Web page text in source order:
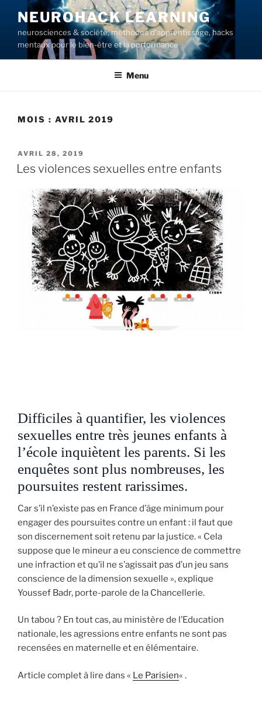
contenu
principal
NEUROHACK LEARNING
neurosciences & société, méthodes d'apprentissage, hacks
mentaux pour le bien-être et la performance
Menu
MOIS : AVRIL 2019
PUBLIÉ
LE
AVRIL 28, 2019
Les violences sexuelles entre enfants
Difficiles à quantifier, les violences
sexuelles entre très jeunes enfants à
l’école inquiètent les parents. Si les
enquêtes sont plus nombreuses, les
poursuites restent rarissimes.
Car s’il n’existe pas en France d’âge minimum pour
engager des poursuites contre un enfant : il faut que
son discernement soit retenu par la justice. « Cela
suppose que le mineur a eu conscience de commettre
une infraction et qu’il ne s’agissait pas d’un jeu sans
conscience de la dimension sexuelle », explique
Youssef Badr, porte-parole de la Chancellerie.
Un tabou ? En tout cas, au ministère de l’Education
nationale, les agressions entre enfants ne sont pas
recensées en maternelle et en élémentaire.
Article complet à lire dans « Le Parisien« .